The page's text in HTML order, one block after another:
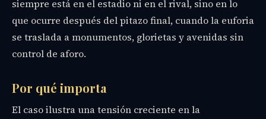
siempre está en el estadio ni en el rival, sino en lo
que ocurre después del pitazo final, cuando la euforia
se traslada a monumentos, glorietas y avenidas sin
control de aforo.
Por qué importa
El caso ilustra una tensión creciente en la